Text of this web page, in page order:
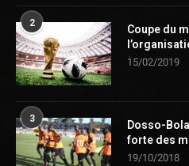
2
Coupe du
15/02/2019
3
Dosso-
forte des
19/10/2018